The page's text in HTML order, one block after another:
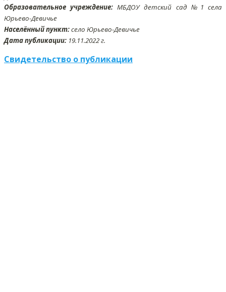
Образовательное учреждение:МБДОУ детский сад №1 села
Юрьево-Девичье
Населённый пункт:cело Юрьево-Девичье
Дата публикации: 19.11.2022 г.
Свидетельство о публикации